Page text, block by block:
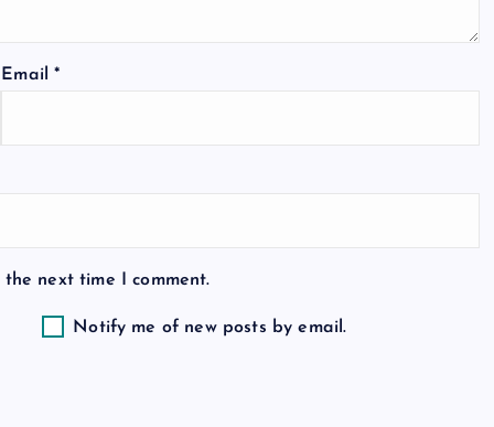
Email*
next time I comment.
Notify me of new posts by email.